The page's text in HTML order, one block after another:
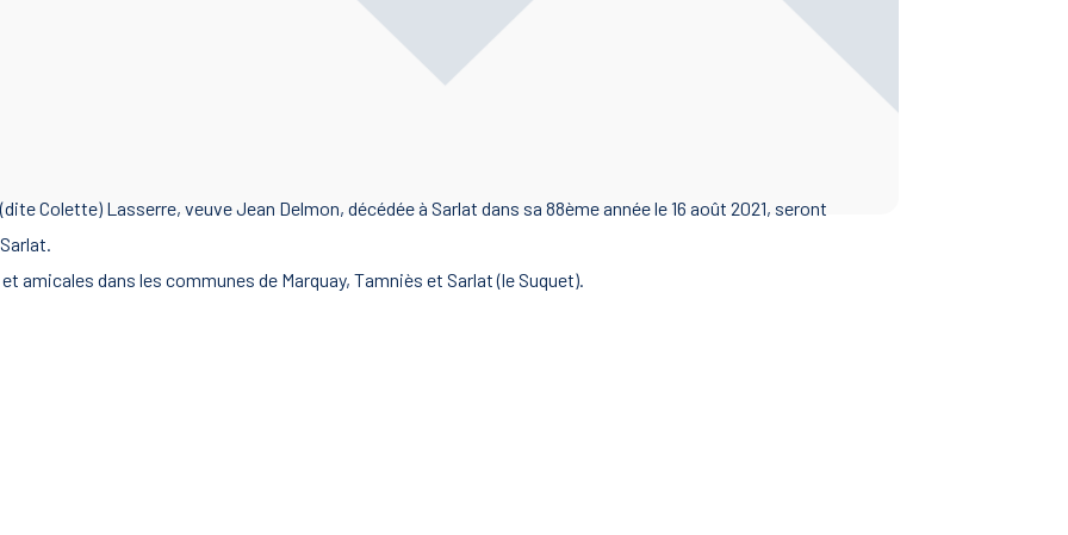
Colette) Lasserre, veuve Jean Delmon, décédée à Sarlat dans sa 88ème année le 16 août 2021, seront
amicales dans les communes de Marquay, Tamniès et Sarlat (le Suquet).